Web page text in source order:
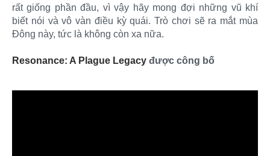
rất giống phần đầu, vì vậy hãy mong đợi những vũ khí
biết nói và vô vàn điều kỳ quái. Trò chơi sẽ ra mắt mùa
Đông này, tức là không còn xa nữa.
Resonance: A Plague Legacy được công bố